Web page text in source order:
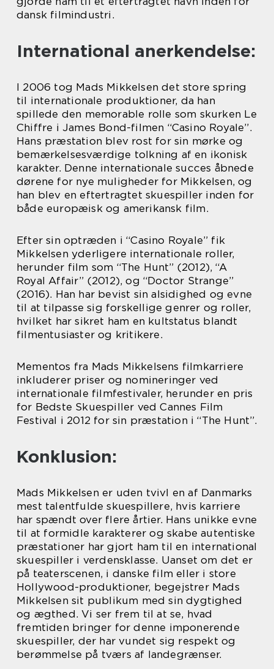
dansk filmindustri.
International anerkendelse:
I 2006 tog Mads Mikkelsen det store spring
til internationale produktioner, da han
spillede den memorable rolle som skurken Le
Chiffre i James Bond-filmen “Casino Royale”.
Hans præstation blev rost for sin mørke og
bemærkelsesværdige tolkning af en ikonisk
karakter. Denne internationale succes åbnede
dørene for nye muligheder for Mikkelsen, og
han blev en eftertragtet skuespiller inden for
både europæisk og amerikansk film.
Efter sin optræden i “Casino Royale” fik
Mikkelsen yderligere internationale roller,
herunder film som “The Hunt” (2012), “A
Royal Affair” (2012), og “Doctor Strange”
(2016). Han har bevist sin alsidighed og evne
til at tilpasse sig forskellige genrer og roller,
hvilket har sikret ham en kultstatus blandt
filmentusiaster og kritikere.
Mementos fra Mads Mikkelsens filmkarriere
inkluderer priser og nomineringer ved
internationale filmfestivaler, herunder en pris
for Bedste Skuespiller ved Cannes Film
Festival i 2012 for sin præstation i “The Hunt”.
Konklusion:
Mads Mikkelsen er uden tvivl en af Danmarks
mest talentfulde skuespillere, hvis karriere
har spændt over flere årtier. Hans unikke evne
til at formidle karakterer og skabe autentiske
præstationer har gjort ham til en international
skuespiller i verdensklasse. Uanset om det er
på teaterscenen, i danske film eller i store
Hollywood-produktioner, begejstrer Mads
Mikkelsen sit publikum med sin dygtighed
og ægthed. Vi ser frem til at se, hvad
fremtiden bringer for denne imponerende
skuespiller, der har vundet sig respekt og
berømmelse på tværs af landegrænser.